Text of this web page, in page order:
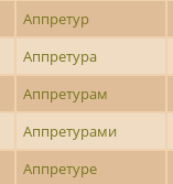
Аппретур
Аппретура
Аппретурам
Аппретурами
Аппретуре